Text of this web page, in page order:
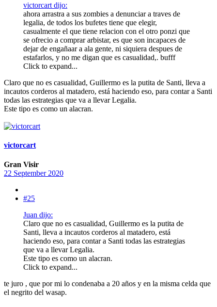
victorcart dijo:
ahora arrastra a sus zombies a denunciar a traves de
legalia, de todos los bufetes tiene que elegir,
casualmente el que tiene relacion con el otro ponzi que
se ofrecio a comprar arbistar, es que son incapaces de
dejar de engañaar a ala gente, ni siquiera despues de
estafarlos, y no me digan que es casualidad,. bufff
Click to expand...
Claro que no es casualidad, Guillermo es la putita de Santi, lleva a
incautos corderos al matadero, está haciendo eso, para contar a Santi
todas las estrategias que va a llevar Legalia.
Este tipo es como un alacran.
victorcart
Gran Visir
22 September 2020
#25
Juan dijo:
Claro que no es casualidad, Guillermo es la putita de
Santi, lleva a incautos corderos al matadero, está
haciendo eso, para contar a Santi todas las estrategias
que va a llevar Legalia.
Este tipo es como un alacran.
Click to expand...
te juro , que por mi lo condenaba a 20 años y en la misma celda que
el negrito del wasap.